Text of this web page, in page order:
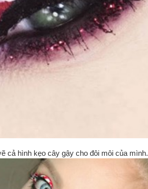
cả hình kẹo cây gậy cho đôi môi của mình.